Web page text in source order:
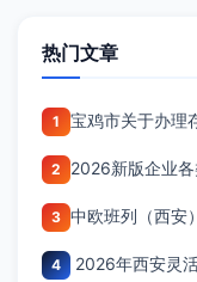
热门文章
1 宝鸡市关于办理
2 2026新版企业各
3 中欧班列（西安
4 2026年西安灵